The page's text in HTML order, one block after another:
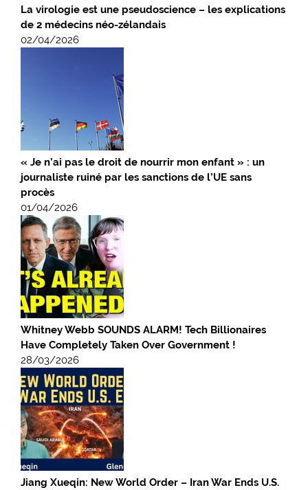
La virologie est une pseudoscience – les explications
de 2 médecins néo-zélandais
02/04/2026
« Je n’ai pas le droit de nourrir mon enfant » : un
journaliste ruiné par les sanctions de l’UE sans
procès
01/04/2026
Whitney Webb SOUNDS ALARM! Tech Billionaires
Have Completely Taken Over Government !
28/03/2026
Jiang Xueqin: New World Order – Iran War Ends U.S.